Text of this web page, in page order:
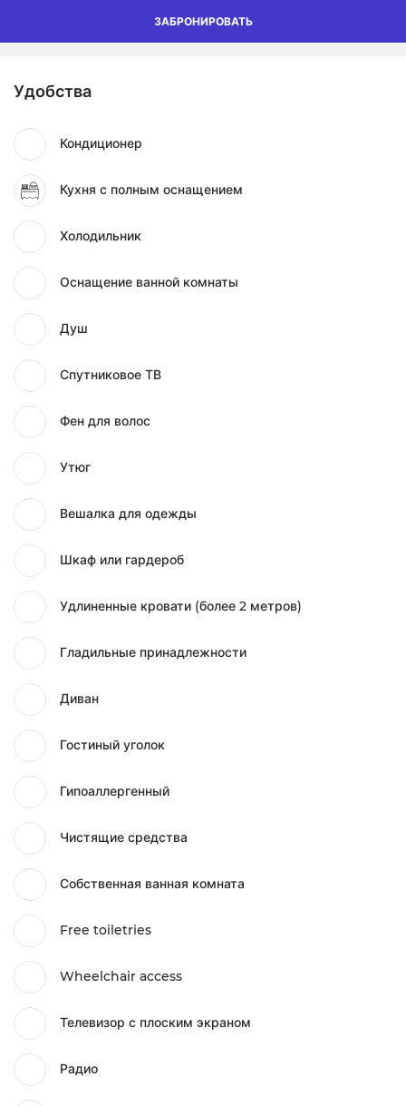
ЗАБРОНИРОВАТЬ
Удобства
Кондиционер
Кухня с полным оснащением
Холодильник
Оснащение ванной комнаты
Душ
Спутниковое ТВ
Фен для волос
Утюг
Вешалка для одежды
Шкаф или гардероб
Удлиненные кровати (более 2 метров)
Гладильные принадлежности
Диван
Гостиный уголок
Гипоаллергенный
Чистящие средства
Собственная ванная комната
Free toiletries
Wheelchair access
Телевизор с плоским экраном
Радио